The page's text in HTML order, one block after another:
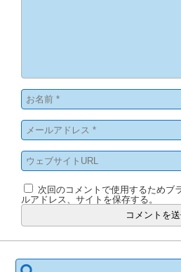
次回のコメントで使用するためブ
ルアドレス、サイトを保存する。
検